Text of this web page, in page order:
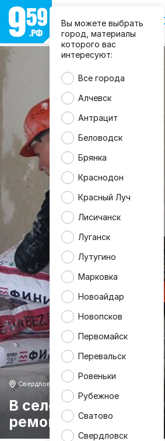
Вы можете выбрать
город, материалы
которого вас
интересуют:
Все города
Алчевск
Антрацит
Беловодск
Брянка
Краснодон
Красный Луч
Лисичанск
Луганск
Лутугино
Марковка
Новоайдар
Новопсков
Первомайск
Перевальск
Ровеньки
Рубежное
Сватово
Свердловск
Свердловск
В селе Медвежанка
ремонтируют клуб